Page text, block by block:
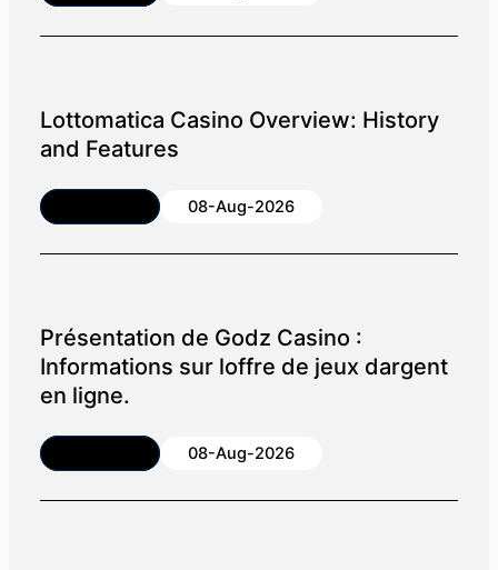
Lottomatica Casino Overview: History
and Features
08-Aug-2026
Présentation de Godz Casino :
Informations sur loffre de jeux dargent
en ligne.
08-Aug-2026